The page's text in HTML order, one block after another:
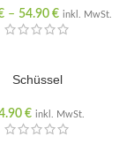
– 54.90 € inkl. MwSt.
Schüssel
€ inkl. MwSt.